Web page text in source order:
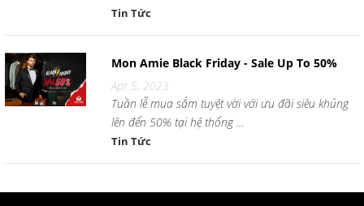
Tin Tức
Mon Amie Black Friday - Sale Up To 50%
Apr 5, 2023
Tuần lễ mua sắm tuyệt vời với ưu đãi siêu khủng
lên đến 50% tại hệ thống ...
Tin Tức